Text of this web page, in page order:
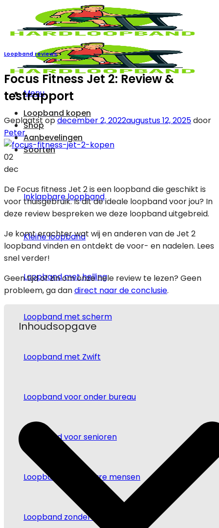
inhoud
Menu
Loopband kopen
Shop
Aanbevelingen
Soorten
Inklapbare loopband
Kleine loopband
Loopband met helling
Loopband met scherm
Loopband met Zwift
Loopband voor onder bureau
Loopband voor senioren
Loopband voor zware mensen
Loopband zonder motor
Loopband reviews
Focus Fitness Jet 2: Review &
testrapport
Geplaatst opdecember 2, 2022augustus 12, 2025door
Peter
02
dec
De Focus fitness Jet 2 is een loopband die geschikt is
voor thuisgebruik. Is dit de ideale loopband voor jou? In
deze review bespreken we deze loopband uitgebreid.
Je komt erachter wat wij en anderen van de Jet 2
loopband vinden en ontdekt de voor- en nadelen. Lees
snel verder!
Geen tijd of zin om onze hele review te lezen? Geen
probleem, ga dandirect naar de conclusie.
Inhoudsopgave